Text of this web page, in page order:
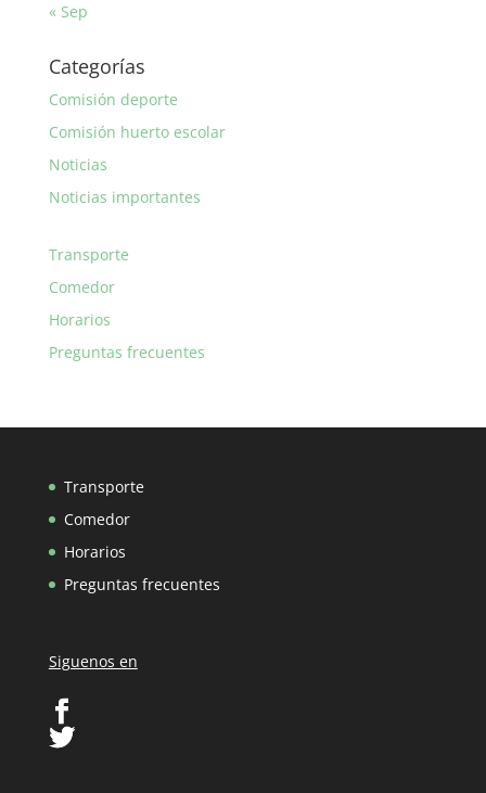
« Sep
Categorías
Comisión deporte
Comisión huerto escolar
Noticias
Noticias importantes
Transporte
Comedor
Horarios
Preguntas frecuentes
Transporte
Comedor
Horarios
Preguntas frecuentes
Siguenos en